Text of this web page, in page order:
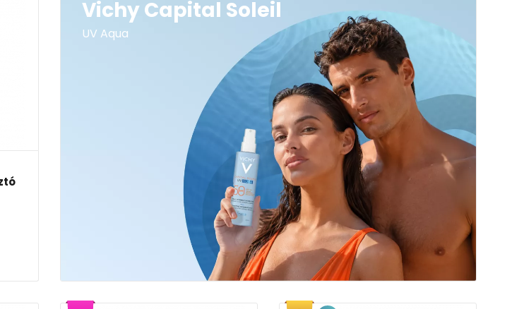
Vichy Capital Soleil
UV Aqua